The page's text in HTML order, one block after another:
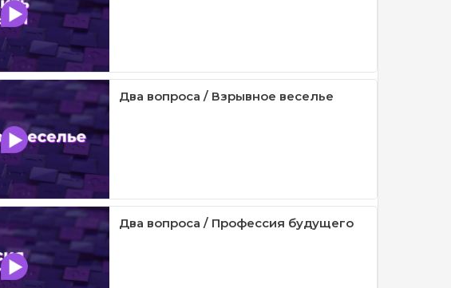
Два вопроса / Взрывное веселье
Два вопроса / Профессия будущего